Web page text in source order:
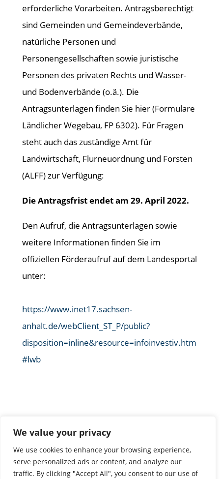
We value your privacy
We use cookies to enhance your browsing experience,
serve personalized ads or content, and analyze our
traffic. By clicking "Accept All", you consent to our use of
erforderliche Vorarbeiten. Antragsberechtigt
sind Gemeinden und Gemeindeverbände,
natürliche Personen und
Personengesellschaften sowie juristische
Personen des privaten Rechts und Wasser-
und Bodenverbände (o.ä.). Die
Antragsunterlagen finden Sie hier (Formulare
Ländlicher Wegebau, FP 6302). Für Fragen
steht auch das zuständige Amt für
Landwirtschaft, Flurneuordnung und Forsten
(ALFF) zur Verfügung:
Die Antragsfrist endet am 29. April 2022.
Den Aufruf, die Antragsunterlagen sowie
weitere Informationen finden Sie im
offiziellen Förderaufruf auf dem Landesportal
unter:
https://www.inet17.sachsen-
anhalt.de/webClient_ST_P/public?
disposition=inline&resource=infoinvestiv.htm
#lwb